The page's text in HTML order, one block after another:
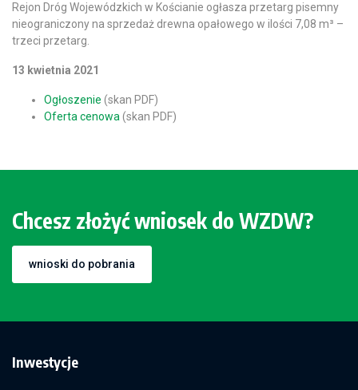
Rejon Dróg Wojewódzkich w Kościanie ogłasza przetarg pisemny
nieograniczony na sprzedaż drewna opałowego w ilości 7,08 m³ –
trzeci przetarg.
13 kwietnia 2021
Ogłoszenie (skan PDF)
Oferta cenowa (skan PDF)
Chcesz złożyć wniosek do WZDW?
wnioski do pobrania
Inwestycje